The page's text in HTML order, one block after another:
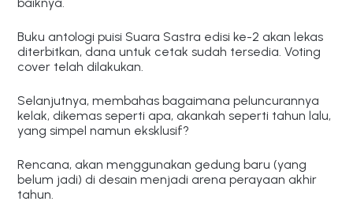
baiknya.
Buku antologi puisi Suara Sastra edisi ke-2 akan lekas
diterbitkan, dana untuk cetak sudah tersedia. Voting
cover telah dilakukan.
Selanjutnya, membahas bagaimana peluncurannya
kelak, dikemas seperti apa, akankah seperti tahun lalu,
yang simpel namun eksklusif?
Rencana, akan menggunakan gedung baru (yang
belum jadi) di desain menjadi arena perayaan akhir
tahun.